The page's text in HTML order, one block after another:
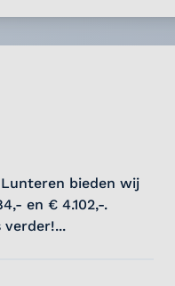
bieden wij
en € 4.102,-.